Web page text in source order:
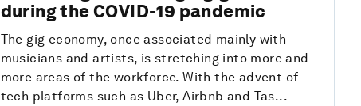
during the COVID-19 pandemic
The gig economy, once associated mainly with
musicians and artists, is stretching into more and
more areas of the workforce. With the advent of
tech platforms such as Uber, Airbnb and Tas...